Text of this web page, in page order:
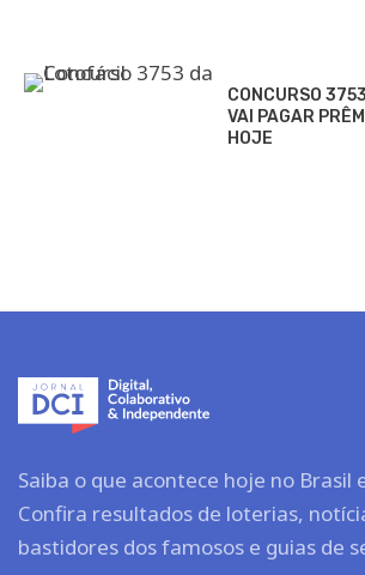
CONCURSO
VAI PAGAR
HOJE
Saiba o que acontece hoje no Brasil
Confira resultados de loterias,
bastidores dos famosos e guias de